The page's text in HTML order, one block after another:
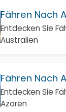
Fähren Nach
Entdecken Sie
Australien
Fähren Nach
Entdecken Sie
Azoren